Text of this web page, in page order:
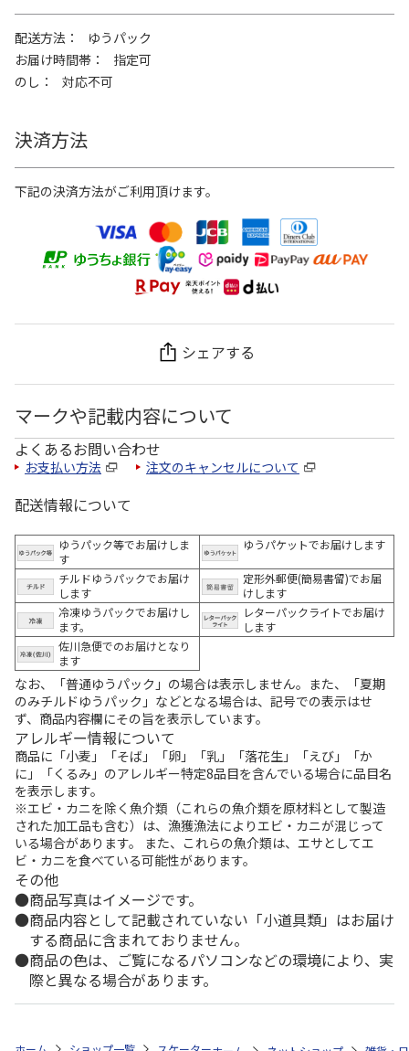
配送方法
ゆうパック
お届け時間帯
指定可
のし
対応不可
決済方法
下記の決済方法がご利用頂けます。
シェアする
マークや記載内容について
よくあるお問い合わせ
お支払い方法 注文のキャンセルについて
配送情報について
ゆうパック等でお届けしま
す
ゆうパケットでお届けします
チルドゆうパックでお届け
します
定形外郵便(簡易書留)でお届
けします
冷凍ゆうパックでお届けし
ます。
レターパックライトでお届け
します
佐川急便でのお届けとなり
ます
なお、「普通ゆうパック」の場合は表示しません。また、「夏期
のみチルドゆうパック」などとなる場合は、記号での表示はせ
ず、商品内容欄にその旨を表示しています。
アレルギー情報について
商品に「小麦」「そば」「卵」「乳」「落花生」「えび」「か
に」「くるみ」のアレルギー特定8品目を含んでいる場合に品目名
を表示します。
※エビ・カニを除く魚介類（これらの魚介類を原材料として製造
された加工品も含む）は、漁獲漁法によりエビ・カニが混じって
いる場合があります。 また、これらの魚介類は、エサとしてエ
ビ・カニを食べている可能性があります。
その他
商品写真はイメージです。
商品内容として記載されていない「小道具類」はお届け
する商品に含まれておりません。
商品の色は、ご覧になるパソコンなどの環境により、実
際と異なる場合があります。